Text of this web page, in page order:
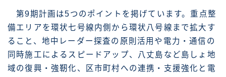
第9期計画は5つのポイントを掲げています。重点整
備エリアを環状七号線内側から環状八号線まで拡大す
ること、地中レーダー探査の原則活用や電力・通信の
同時施工によるスピードアップ、八丈島など島しょ地
域の復興・強靭化、区市町村への連携・支援強化と電